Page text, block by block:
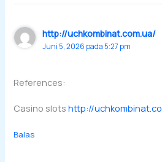
http://uchkombinat.com.ua/
Juni 5, 2026 pada 5:27 pm
References:
Casino slotshttp://
Balas